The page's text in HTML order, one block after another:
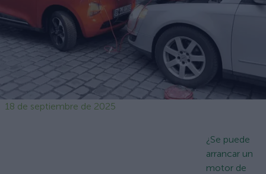
18 de septiembre de 2025
¿Se puede
arrancar un
motor de